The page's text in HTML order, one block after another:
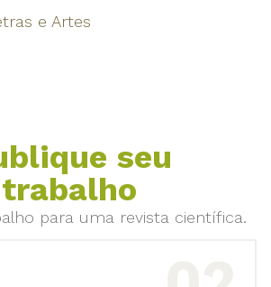
e Artes
seu
trabalho
para uma revista científica.